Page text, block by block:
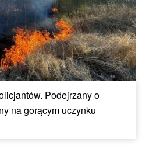
Podejrzany o
na gorącym uczynku